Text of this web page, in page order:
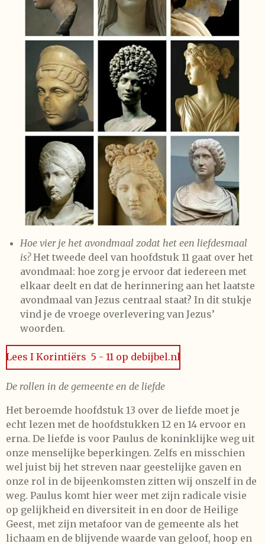
Hoe vier je het avondmaal zodat het een liefdesmaal
is?Het tweede deel van hoofdstuk 11 gaat over het
avondmaal: hoe zorg je ervoor dat iedereen met
elkaar deelt en dat de herinnering aan het laatste
avondmaal van Jezus centraal staat? In dit stukje
vind je de vroege overlevering van Jezus’
woorden.
Lees I Korintiërs 5 - 11 op debijbel.nl
De rollen in de gemeente en de liefde
Het beroemde hoofdstuk 13 over de liefde moet je
echt lezen met de hoofdstukken 12 en 14 ervoor en
erna. De liefde is voor Paulus de koninklijke weg uit
onze menselijke beperkingen. Zelfs en misschien
wel juist bij het streven naar geestelijke gaven en
onze rol in de bijeenkomsten zitten wij onszelf in de
weg. Paulus komt hier weer met zijn radicale visie
op gelijkheid en diversiteit in en door de Heilige
Geest, met zijn metafoor van de gemeente als het
lichaam en de blijvende waarde van geloof, hoop en